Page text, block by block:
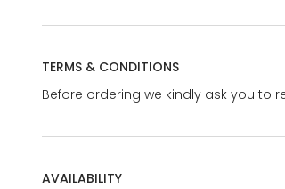
TERMS & CONDITIONS
Before ordering we kindly ask you to
AVAILABILITY